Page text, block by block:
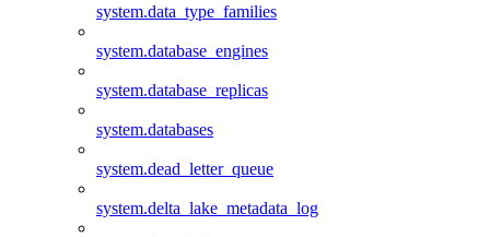
system.data_type_families
system.database_engines
system.database_replicas
system.databases
system.dead_letter_queue
system.delta_lake_metadata_log